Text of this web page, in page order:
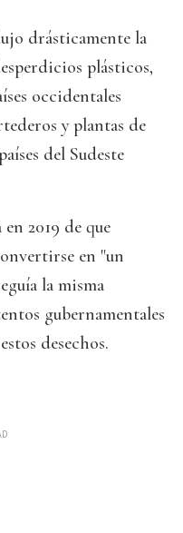
drásticamente la
plásticos,
occidentales
y plantas de
del Sudeste
2019 de que
en "un
la misma
gubernamentales
desechos.